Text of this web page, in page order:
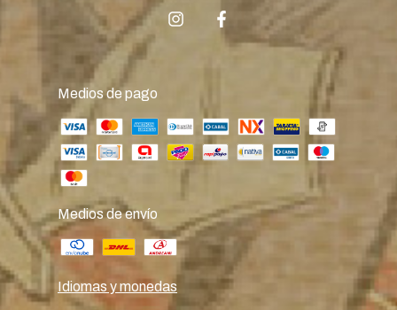
Medios de pago
Medios de envío
Idiomas y monedas